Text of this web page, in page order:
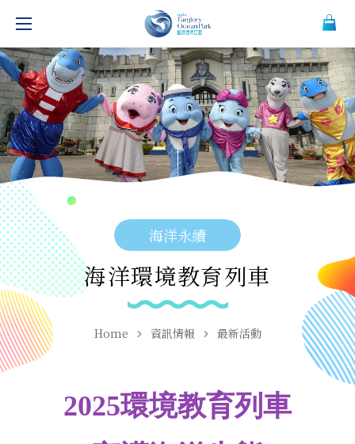
海洋永續
海洋環境教育列車
Home 資訊情報 最新活動
2025環境教育列車